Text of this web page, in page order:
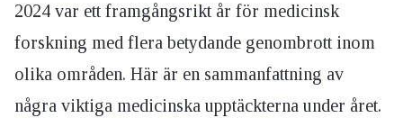
2024 var ett framgångsrikt år för medicinsk
forskning med flera betydande genombrott inom
olika områden. Här är en sammanfattning av
några viktiga medicinska upptäckterna under året.